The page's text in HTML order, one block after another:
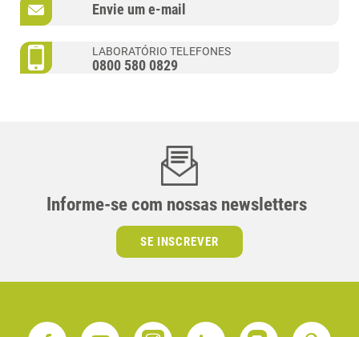
Envie um e-mail
LABORATÓRIO TELEFONES
0800 580 0829
Informe-se com nossas newsletters
SE INSCREVER